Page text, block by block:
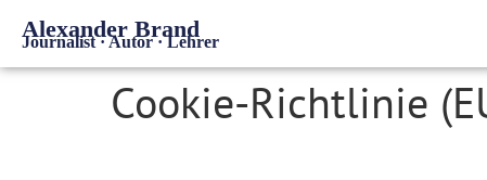
Alexander Brand
Journalist · Autor · Lehrer
Cookie-Richtlinie